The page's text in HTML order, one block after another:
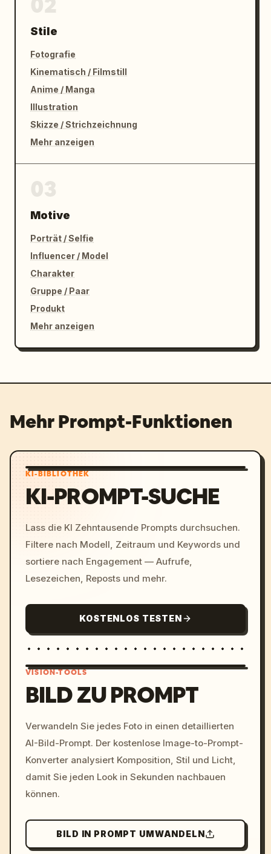
Stile
Fotografie
Kinematisch / Filmstill
Anime / Manga
Illustration
Skizze / Strichzeichnung
Mehr anzeigen
Motive
Porträt / Selfie
Influencer / Model
Charakter
Gruppe / Paar
Produkt
Mehr anzeigen
Mehr Prompt-Funktionen
KI-BIBLIOTHEK
KI-PROMPT-SUCHE
Lass die KI Zehntausende Prompts durchsuchen.
Filtere nach Modell, Zeitraum und Keywords und
sortiere nach Engagement — Aufrufe,
Lesezeichen, Reposts und mehr.
KOSTENLOS TESTEN
c, cyberpunk sunset, neon
colors, 8k --v 6.0
VISION-TOOLS
BILD ZU PROMPT
Verwandeln Sie jedes Foto in einen detaillierten
AI-Bild-Prompt. Der kostenlose Image-to-Prompt-
Konverter analysiert Komposition, Stil und Licht,
damit Sie jeden Look in Sekunden nachbauen
können.
BILD IN PROMPT UMWANDELN